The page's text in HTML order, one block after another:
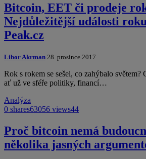
Bitcoin, EET či prodeje
Nejdůležitější události
Peak.cz
Libor Akrman 28. prosince 2017
Rok s rokem se sešel, co zahýbalo světem?
ať už ve sféře politiky, financí…
Analýza
0 shares63056 views44
Proč bitcoin nemá
několika jasných